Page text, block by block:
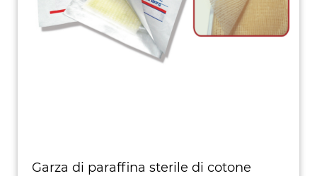
Garza di paraffina sterile di cotone